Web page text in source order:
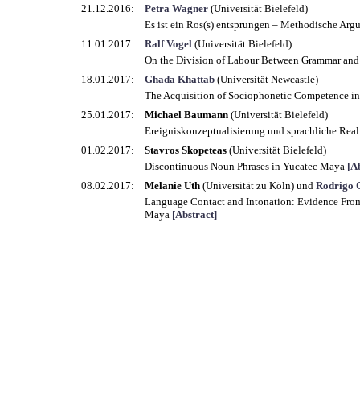
21.12.2016:
Petra Wagner (Universität Bielefeld)
Es ist ein Ros(s) entsprungen – Methodische
11.01.2017:
Ralf Vogel (Universität Bielefeld)
On the Division of Labour Between Grammar
18.01.2017:
Ghada Khattab (Universität Newcastle)
The Acquisition of Sociophonetic Competence
25.01.2017:
Michael Baumann (Universität Bielefeld)
Ereigniskonzeptualisierung und sprachliche
01.02.2017:
Stavros Skopeteas (Universität Bielefeld)
Discontinuous Noun Phrases in Yucatec Maya
08.02.2017:
Melanie Uth (Universität zu Köln) und Rodrigo
Language Contact and Intonation: Evidence
Maya [Abstract]